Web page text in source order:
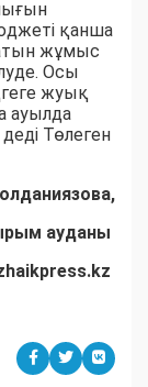
қанша
жұмыс
Осы
жуық
ауылда
Төлеген
ауданы